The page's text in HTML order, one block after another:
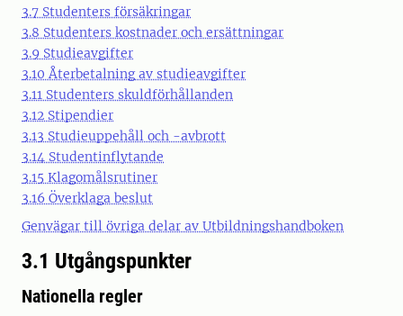
3.7 Studenters försäkringar
3.8 Studenters kostnader och ersättningar
3.9 Studieavgifter
3.10 Återbetalning av studieavgifter
3.11 Studenters skuldförhållanden
3.12 Stipendier
3.13 Studieuppehåll och -avbrott
3.14 Studentinflytande
3.15 Klagomålsrutiner
3.16 Överklaga beslut
Genvägar till övriga delar av Utbildningshandboken
3.1 Utgångspunkter
Nationella regler